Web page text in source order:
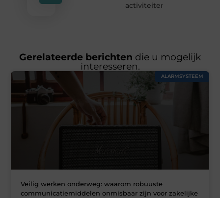
activiteiten
Gerelateerde berichten die u mogelijk
interesseren.
ALARMSYSTEEM
Veilig werken onderweg: waarom robuuste
communicatiemiddelen onmisbaar zijn voor zakelijke